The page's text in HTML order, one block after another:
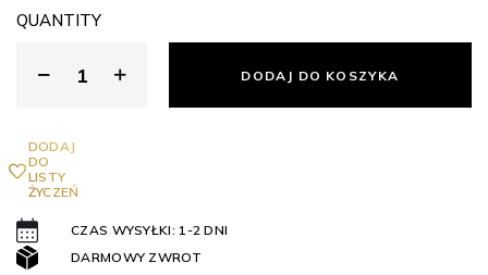
QUANTITY
DODAJ DO KOSZYKA
DODAJ
DO
LISTY
ŻYCZEŃ
CZAS WYSYŁKI: 1-2 DNI
DARMOWY ZWROT